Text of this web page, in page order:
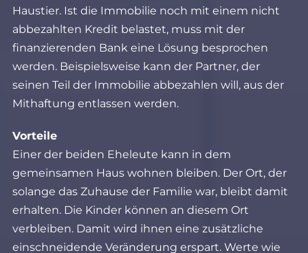
Haustier. Ist die Immobilie noch mit einem nicht
abbezahlten Kredit belastet, muss mit der
finanzierenden Bank eine Lösung besprochen
werden. Beispielsweise kann der Partner, der
seinen Teil der Immobilie abbezahlen will, aus der
Mithaftung entlassen werden.
Vorteile
Einer der beiden Eheleute kann in dem
gemeinsamen Haus wohnen bleiben. Der Ort, der
solange das Zuhause der Familie war, bleibt damit
erhalten. Die Kinder können an diesem Ort
verbleiben. Damit wird ihnen eine zusätzliche
einschneidende Veränderung erspart. Werte wie